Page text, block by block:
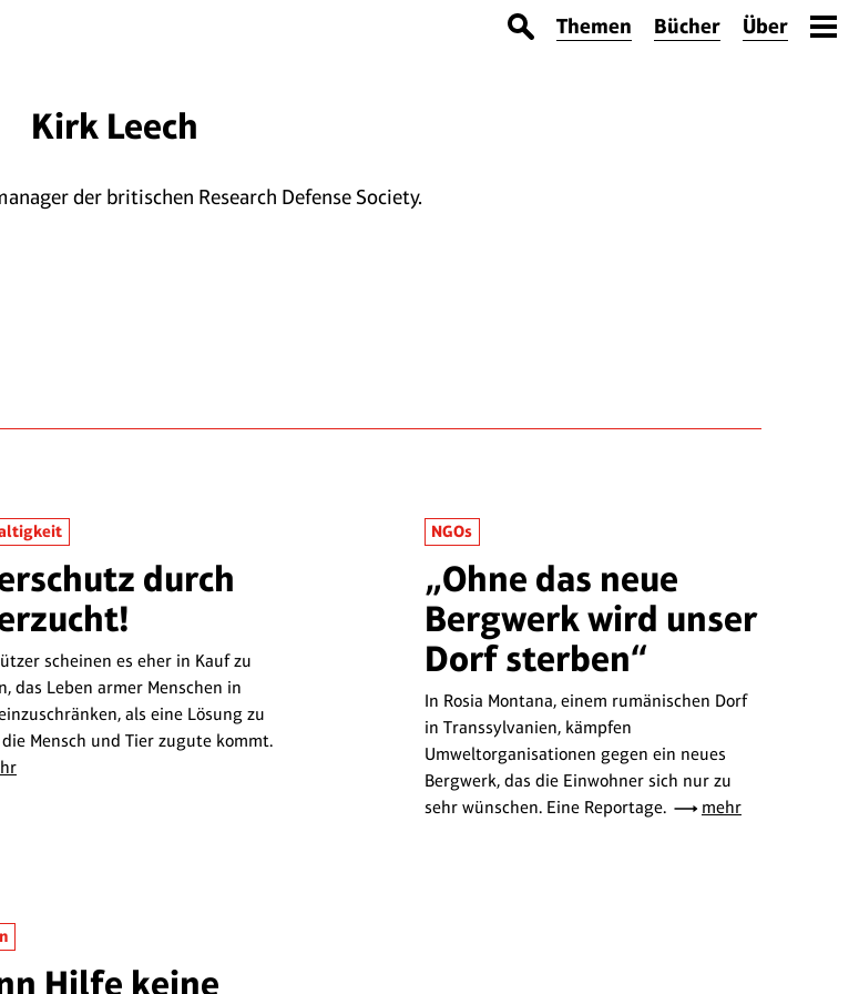
Themen Bücher Über
Kirk Leech
der britischen Research Defense Society.
durch
scheinen es eher in Kauf zu
das Leben armer Menschen in
als eine Lösung zu
Mensch und Tier zugute kommt.
NGOs
„Ohne das neue
Bergwerk wird unser
Dorf sterben“
In Rosia Montana, einem rumänischen Dorf
in Transsylvanien, kämpfen
Umweltorganisationen gegen ein neues
Bergwerk, das die Einwohner sich nur zu
sehr wünschen. Eine Reportage.
mehr
Hilfe keine